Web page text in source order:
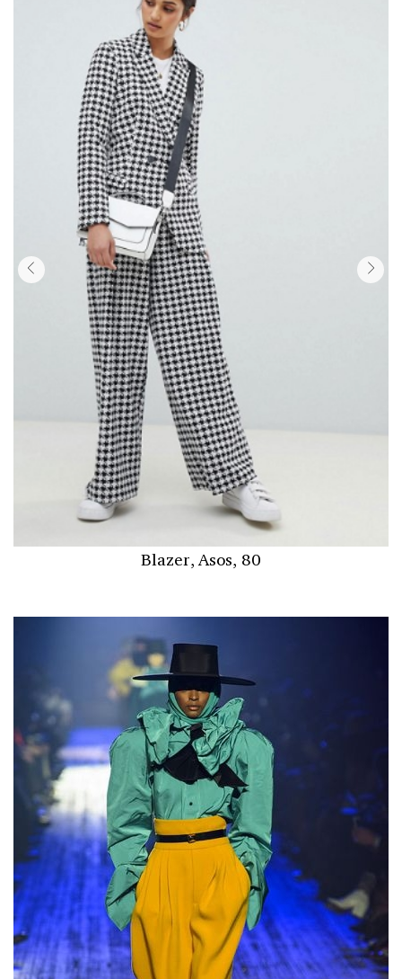
Blazer, Asos, 80